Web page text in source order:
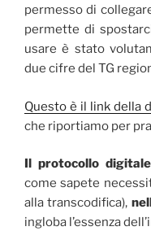
permesso di
permette di
usare è stato
due cifre del TG
Questo è il link della
che riportiamo per
Il protocollo
come sapete
alla transcodifica),
ingloba l’essenza